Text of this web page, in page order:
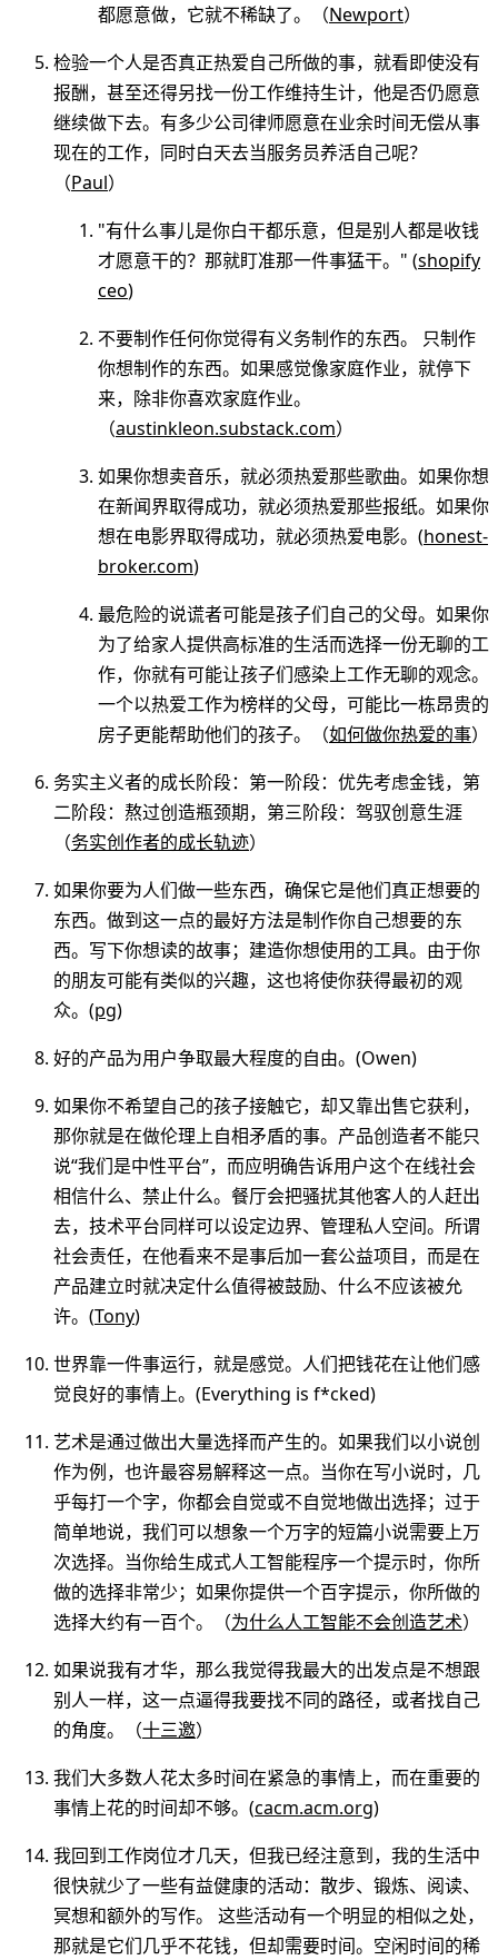
都愿意做，它就不稀缺了。（Newport）
检验一个人是否真正热爱自己所做的事，就看即使没有
报酬，甚至还得另找一份工作维持生计，他是否仍愿意
继续做下去。有多少公司律师愿意在业余时间无偿从事
现在的工作，同时白天去当服务员养活自己呢？
（Paul）
"有什么事儿是你白干都乐意，但是别人都是收钱
才愿意干的？那就盯准那一件事猛干。" (shopify
ceo)
不要制作任何你觉得有义务制作的东西。 只制作
你想制作的东西。如果感觉像家庭作业，就停下
来，除非你喜欢家庭作业。
（austinkleon.substack.com）
如果你想卖音乐，就必须热爱那些歌曲。如果你想
在新闻界取得成功，就必须热爱那些报纸。如果你
想在电影界取得成功，就必须热爱电影。(honest-
broker.com)
最危险的说谎者可能是孩子们自己的父母。如果你
为了给家人提供高标准的生活而选择一份无聊的工
作，你就有可能让孩子们感染上工作无聊的观念。
一个以热爱工作为榜样的父母，可能比一栋昂贵的
房子更能帮助他们的孩子。（如何做你热爱的事）
务实主义者的成长阶段：第一阶段：优先考虑金钱，第
二阶段：熬过创造瓶颈期，第三阶段：驾驭创意生涯
（务实创作者的成长轨迹）
如果你要为人们做一些东西，确保它是他们真正想要的
东西。做到这一点的最好方法是制作你自己想要的东
西。写下你想读的故事；建造你想使用的工具。由于你
的朋友可能有类似的兴趣，这也将使你获得最初的观
众。(pg)
好的产品为用户争取最大程度的自由。(Owen)
如果你不希望自己的孩子接触它，却又靠出售它获利，
那你就是在做伦理上自相矛盾的事。产品创造者不能只
说“我们是中性平台”，而应明确告诉用户这个在线社会
相信什么、禁止什么。餐厅会把骚扰其他客人的人赶出
去，技术平台同样可以设定边界、管理私人空间。所谓
社会责任，在他看来不是事后加一套公益项目，而是在
产品建立时就决定什么值得被鼓励、什么不应该被允
许。(Tony)
世界靠一件事运行，就是感觉。人们把钱花在让他们感
觉良好的事情上。(Everything is f*cked)
艺术是通过做出大量选择而产生的。如果我们以小说创
作为例，也许最容易解释这一点。当你在写小说时，几
乎每打一个字，你都会自觉或不自觉地做出选择；过于
简单地说，我们可以想象一个万字的短篇小说需要上万
次选择。当你给生成式人工智能程序一个提示时，你所
做的选择非常少；如果你提供一个百字提示，你所做的
选择大约有一百个。（为什么人工智能不会创造艺术）
如果说我有才华，那么我觉得我最大的出发点是不想跟
别人一样，这一点逼得我要找不同的路径，或者找自己
的角度。（十三邀）
我们大多数人花太多时间在紧急的事情上，而在重要的
事情上花的时间却不够。(cacm.acm.org)
我回到工作岗位才几天，但我已经注意到，我的生活中
很快就少了一些有益健康的活动：散步、锻炼、阅读、
冥想和额外的写作。 这些活动有一个明显的相似之处，
那就是它们几乎不花钱，但却需要时间。空闲时间的稀